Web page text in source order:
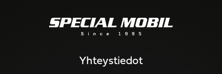
Yhteystiedot